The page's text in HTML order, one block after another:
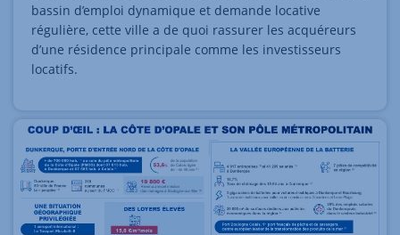
bassin d’emploi dynamique et demande locative
régulière, cette ville a de quoi rassurer les acquéreurs
d’une résidence principale comme les investisseurs
locatifs.